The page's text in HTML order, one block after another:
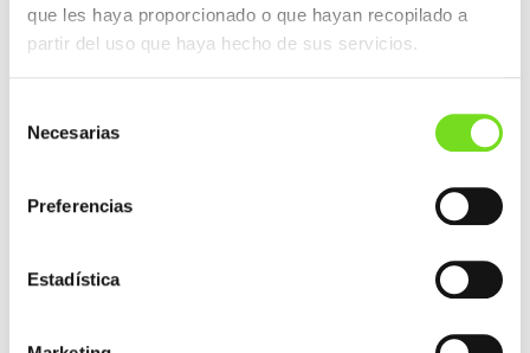
que les haya proporcionado o que hayan recopilado a
partir del uso que haya hecho de sus servicios.
Necesarias
Preferencias
Estadística